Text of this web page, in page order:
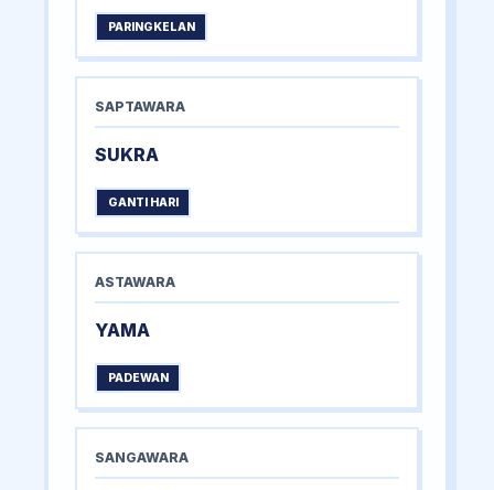
PARINGKELAN
SAPTAWARA
SUKRA
GANTI HARI
ASTAWARA
YAMA
PADEWAN
SANGAWARA